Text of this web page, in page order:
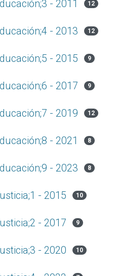
- 2011 12
- 2013 12
- 2015 9
- 2017 9
- 2019 12
- 2021 8
- 2023 8
- 2015 10
- 2017 9
- 2020 10